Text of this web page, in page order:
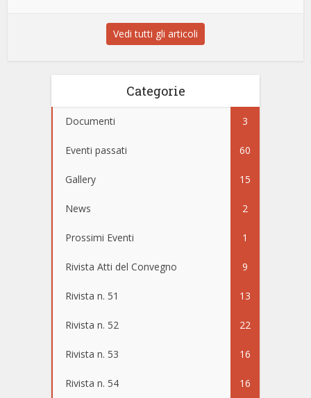
Vedi tutti gli articoli
Categorie
Documenti 3
Eventi passati 60
Gallery 15
News 2
Prossimi Eventi 1
Rivista Atti del Convegno 9
Rivista n. 51 13
Rivista n. 52 22
Rivista n. 53 16
Rivista n. 54 16